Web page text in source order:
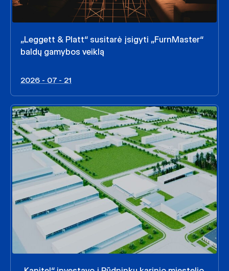
„Leggett & Platt“ susitarė įsigyti „FurnMaster“
baldų gamybos veiklą
2026 - 07 - 21